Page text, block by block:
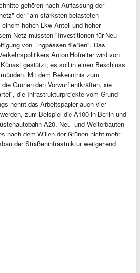
gehören nach Auffassung der
der "am stärksten belasteten
hohen Lkw-Anteil und hoher
Netz müssten "Investitionen für Neu-
von Engpässen fließen". Das
Anton Hofreiter wird von
gestützt; es soll in einen Beschluss
Mit dem Bekenntnis zum
Grünen den Vorwurf entkräften, sie
die Infrastrukturprojekte vom Grund
nennt das Arbeitspapier auch vier
zum Beispiel die A100 in Berlin und
A20. Neu- und Weiterbauten
nach dem Willen der Grünen nicht mehr
der Straßeninfrastruktur weitgehend